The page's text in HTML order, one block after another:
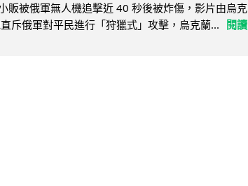
販被俄軍無人機追擊近 40 秒後被炸傷，影片由烏克
斥俄軍對平民進行「狩獵式」攻擊，烏克蘭...
閱讀